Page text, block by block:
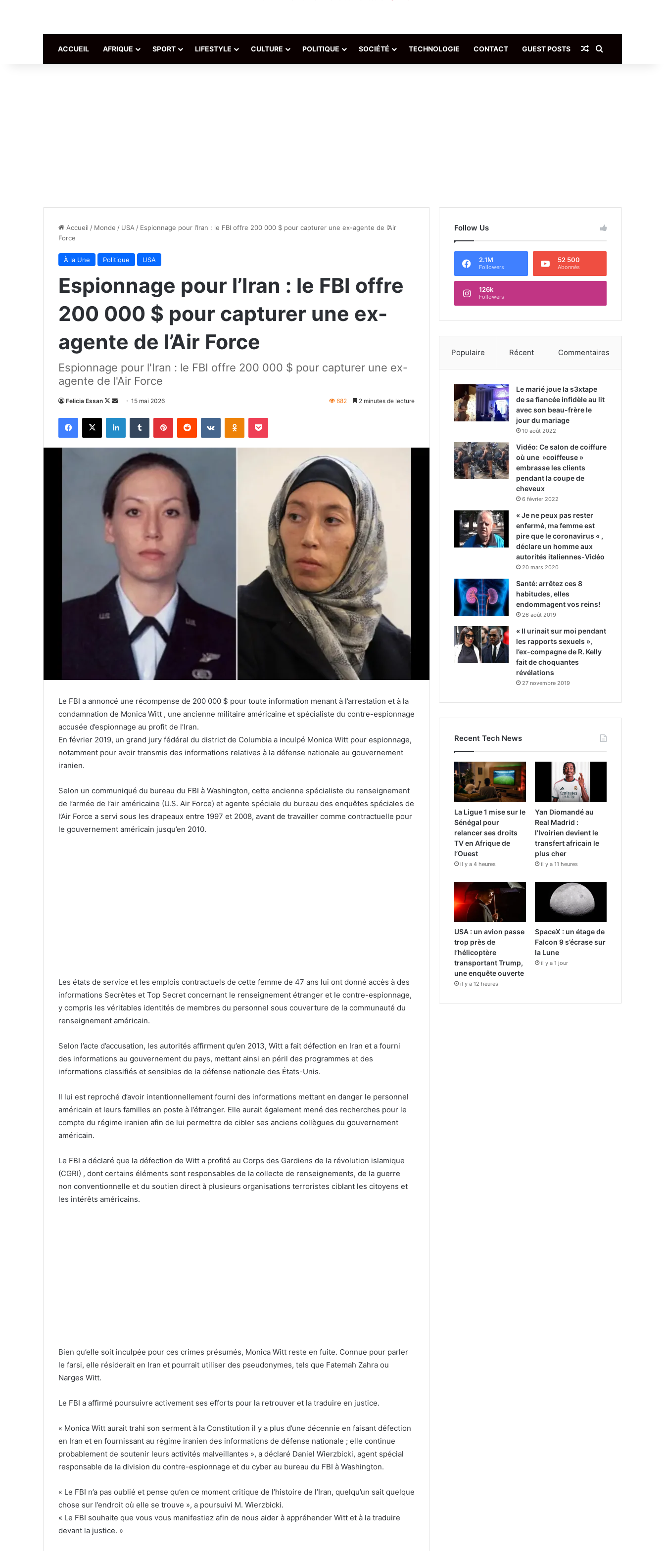
ACCUEIL AFRIQUE SPORT LIFESTYLE CULTURE POLITIQUE SOCIÉTÉ TECHNOLOGIE CONTACT GUEST POSTS Article Aléatoire
Accueil / Monde / USA / Espionnage pour l’Iran : le FBI offre 200 000 $ pour capturer une ex-agente de l’Air
Force
À la Une Politique USA
Espionnage pour l’Iran : le FBI offre
200 000 $ pour capturer une ex-
agente de l’Air Force
Espionnage pour l'Iran : le FBI offre 200 000 $ pour capturer une ex-
agente de l'Air Force
Felicia Essan
Follow
X
Envoyer15 mai 2026 682 2 minutes de lecture
Facebook
X LinkedinTumblr PinterestReddit VKontakteOdnoklassniki
Pocket
Le FBI a annoncé une récompense de 200 000 $ pour toute information menant à l’arrestation et à la
condamnation de Monica Witt , une ancienne militaire américaine et spécialiste du contre-espionnage
accusée d’espionnage au profit de l’Iran.
En février 2019, un grand jury fédéral du district de Columbia a inculpé Monica Witt pour espionnage,
notamment pour avoir transmis des informations relatives à la défense nationale au gouvernement
iranien.
Selon un communiqué du bureau du FBI à Washington, cette ancienne spécialiste du renseignement
de l’armée de l’air américaine (U.S. Air Force) et agente spéciale du bureau des enquêtes spéciales de
l’Air Force a servi sous les drapeaux entre 1997 et 2008, avant de travailler comme contractuelle pour
le gouvernement américain jusqu’en 2010.
Les états de service et les emplois contractuels de cette femme de 47 ans lui ont donné accès à des
informations Secrètes et Top Secret concernant le renseignement étranger et le contre-espionnage,
y compris les véritables identités de membres du personnel sous couverture de la communauté du
renseignement américain.
Selon l’acte d’accusation, les autorités affirment qu’en 2013, Witt a fait défection en Iran et a fourni
des informations au gouvernement du pays, mettant ainsi en péril des programmes et des
informations classifiés et sensibles de la défense nationale des États-Unis.
Il lui est reproché d’avoir intentionnellement fourni des informations mettant en danger le personnel
américain et leurs familles en poste à l’étranger. Elle aurait également mené des recherches pour le
compte du régime iranien afin de lui permettre de cibler ses anciens collègues du gouvernement
américain.
Le FBI a déclaré que la défection de Witt a profité au Corps des Gardiens de la révolution islamique
(CGRI) , dont certains éléments sont responsables de la collecte de renseignements, de la guerre
non conventionnelle et du soutien direct à plusieurs organisations terroristes ciblant les citoyens et
les intérêts américains.
Bien qu’elle soit inculpée pour ces crimes présumés, Monica Witt reste en fuite. Connue pour parler
le farsi, elle résiderait en Iran et pourrait utiliser des pseudonymes, tels que Fatemah Zahra ou
Narges Witt.
Le FBI a affirmé poursuivre activement ses efforts pour la retrouver et la traduire en justice.
« Monica Witt aurait trahi son serment à la Constitution il y a plus d’une décennie en faisant défection
en Iran et en fournissant au régime iranien des informations de défense nationale ; elle continue
probablement de soutenir leurs activités malveillantes », a déclaré Daniel Wierzbicki, agent spécial
responsable de la division du contre-espionnage et du cyber au bureau du FBI à Washington.
« Le FBI n’a pas oublié et pense qu’en ce moment critique de l’histoire de l’Iran, quelqu’un sait quelque
chose sur l’endroit où elle se trouve », a poursuivi M. Wierzbicki.
« Le FBI souhaite que vous vous manifestiez afin de nous aider à appréhender Witt et à la traduire
devant la justice. »
Follow Us
2.1M
Followers
52 500
Abonnés
126k
Followers
Populaire Récent Commentaires
Le marié joue la s3xtape
de sa fiancée infidèle au lit
avec son beau-frère le
jour du mariage
10 août 2022
Vidéo: Ce salon de coiffure
où une »coiffeuse »
embrasse les clients
pendant la coupe de
cheveux
6 février 2022
« Je ne peux pas rester
enfermé, ma femme est
pire que le coronavirus « ,
déclare un homme aux
autorités italiennes-Vidéo
20 mars 2020
Santé: arrêtez ces 8
habitudes, elles
endommagent vos reins!
26 août 2019
« Il urinait sur moi pendant
les rapports sexuels »,
l’ex-compagne de R. Kelly
fait de choquantes
révélations
27 novembre 2019
Recent Tech News
La Ligue 1 mise sur le
Sénégal pour
relancer ses droits
TV en Afrique de
l’Ouest
il y a 4 heures
Yan Diomandé au
Real Madrid :
l’Ivoirien devient le
transfert africain le
plus cher
il y a 11 heures
USA : un avion passe
trop près de
l’hélicoptère
transportant Trump,
une enquête ouverte
il y a 12 heures
SpaceX : un étage de
Falcon 9 s’écrase sur
la Lune
il y a 1 jour